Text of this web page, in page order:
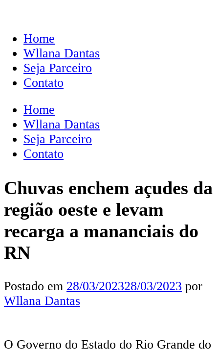
Home
Wllana Dantas
Seja Parceiro
Contato
Home
Wllana Dantas
Seja Parceiro
Contato
Chuvas enchem açudes da
região oeste e levam
recarga a mananciais do
RN
Postado em 28/03/202328/03/2023 por
Wllana Dantas
O Governo do Estado do Rio Grande do